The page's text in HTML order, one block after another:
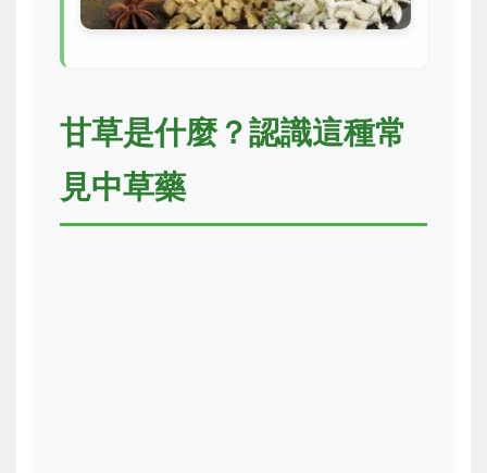
甘草是什麼？認識這種常
見中草藥